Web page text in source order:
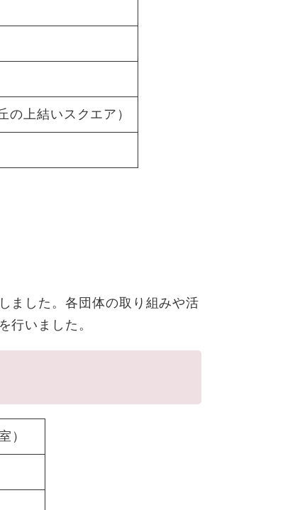
の上結いスクエア）
ました。各団体の取り組みや活
行いました。
）